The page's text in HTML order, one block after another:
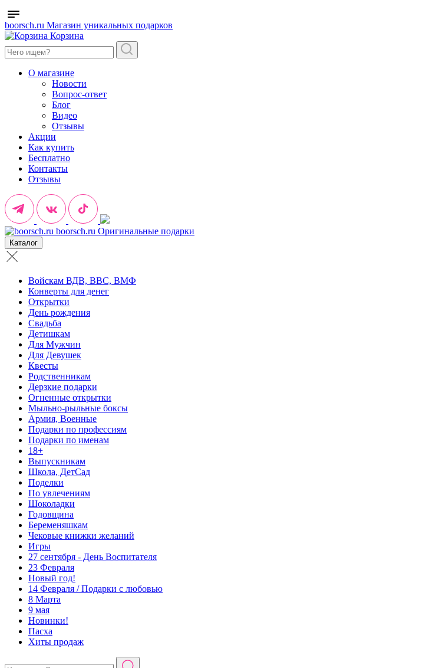
boorsch.ru Магазин уникальных подарков
Корзина
О магазине
Новости
Вопрос-ответ
Блог
Видео
Отзывы
Акции
Как купить
Бесплатно
Контакты
Отзывы
boorsch.ru Оригинальные подарки
Каталог
Войскам ВДВ, ВВС, ВМФ
Конверты для денег
Открытки
День рождения
Свадьба
Детишкам
Для Мужчин
Для Девушек
Квесты
Родственникам
Дерзкие подарки
Огненные открытки
Мыльно-рыльные боксы
Армия, Военные
Подарки по профессиям
Подарки по именам
18+
Выпускникам
Школа, ДетСад
Поделки
По увлечениям
Шоколадки
Годовщина
Беременяшкам
Чековые книжки желаний
Игры
27 сентября - День Воспитателя
23 Февраля
Новый год!
14 Февраля / Подарки с любовью
8 Марта
9 мая
Новинки!
Пасха
Хиты продаж